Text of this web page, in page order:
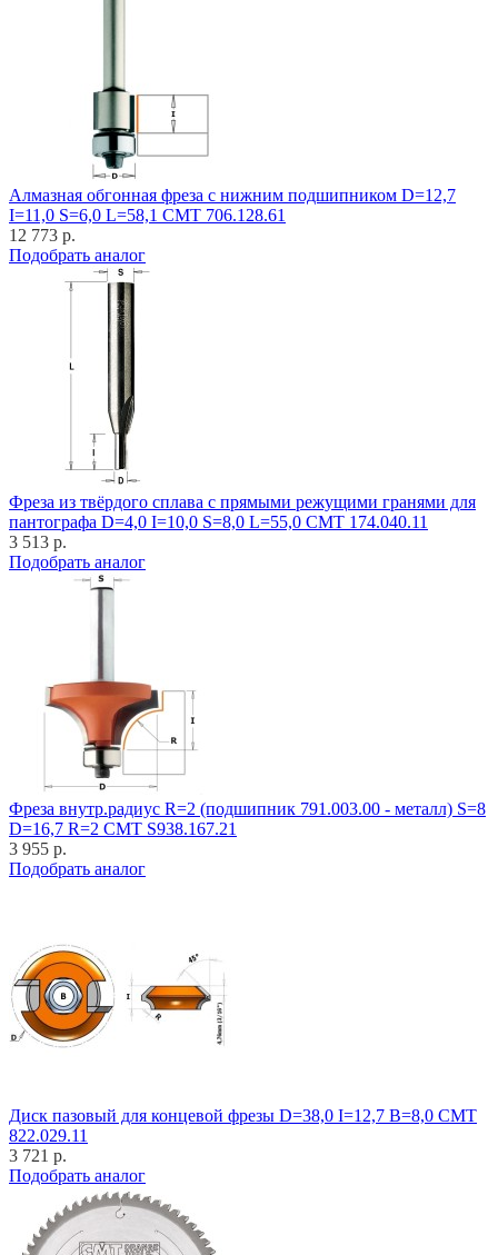
Алмазная обгонная фреза с нижним подшипником D=12,7
I=11,0 S=6,0 L=58,1 CMT 706.128.61
12 773 р.
Подобрать аналог
Фреза из твёрдого сплава с прямыми режущими гранями для
пантографа D=4,0 I=10,0 S=8,0 L=55,0 CMT 174.040.11
3 513 р.
Подобрать аналог
Фреза внутр.радиус R=2 (подшипник 791.003.00 - металл) S=8
D=16,7 R=2 CMT S938.167.21
3 955 р.
Подобрать аналог
Диск пазовый для концевой фрезы D=38,0 I=12,7 B=8,0 CMT
822.029.11
3 721 р.
Подобрать аналог